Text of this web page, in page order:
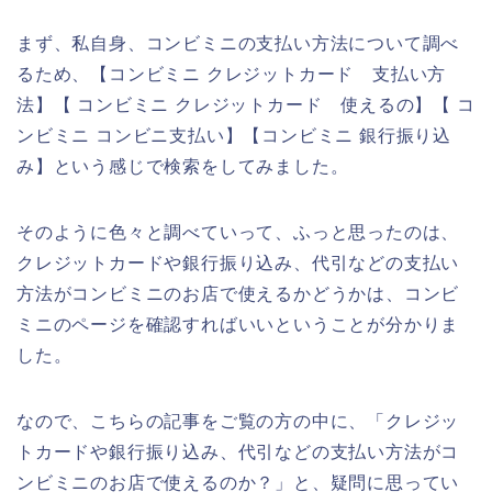
まず、私自身、コンビミニの支払い方法について調べ
るため、【コンビミニ クレジットカード 支払い方
法】【 コンビミニ クレジットカード 使えるの】【 コ
ンビミニ コンビニ支払い】【コンビミニ 銀行振り込
み】という感じで検索をしてみました。
そのように色々と調べていって、ふっと思ったのは、
クレジットカードや銀行振り込み、代引などの支払い
方法がコンビミニのお店で使えるかどうかは、コンビ
ミニのページを確認すればいいということが分かりま
した。
なので、こちらの記事をご覧の方の中に、「クレジッ
トカードや銀行振り込み、代引などの支払い方法がコ
ンビミニのお店で使えるのか？」と、疑問に思ってい